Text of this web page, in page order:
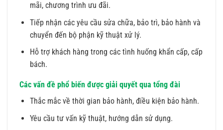
mãi, chương trình ưu đãi.
Tiếp nhận các yêu cầu sửa chữa, bảo trì, bảo hành và
chuyển đến bộ phận kỹ thuật xử lý.
Hỗ trợ khách hàng trong các tình huống khẩn cấp, cấp
bách.
Các vấn đề phổ biến được giải quyết qua tổng đài
Thắc mắc về thời gian bảo hành, điều kiện bảo hành.
Yêu cầu tư vấn kỹ thuật, hướng dẫn sử dụng.